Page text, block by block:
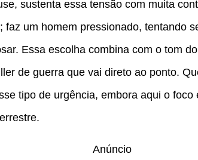
sustenta essa tensão com muita
faz um homem pressionado, tentando
Essa escolha combina com o tom
de guerra que vai direto ao ponto.
tipo de urgência, embora aqui o
Anúncio